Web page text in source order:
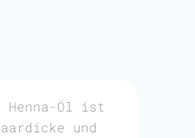
Henna-Öl ist
und